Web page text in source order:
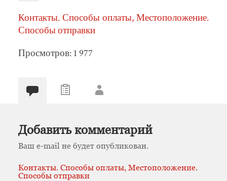
Контакты. Способы оплаты, Местоположение.
Способы отправки
Просмотров: 1 977
Добавить комментарий
Ваш e-mail не будет опубликован.
Контакты. Способы оплаты, Местоположение.
Способы отправки